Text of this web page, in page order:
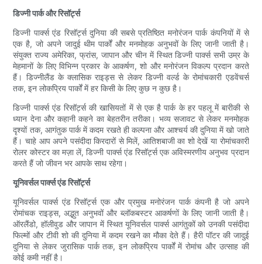
डिज्नी पार्क और रिसॉर्ट्स
डिज्नी पार्क्स एंड रिसॉर्ट्स दुनिया की सबसे प्रतिष्ठित मनोरंजन पार्क कंपनियों में से
एक है, जो अपने जादुई थीम पार्कों और मनमोहक अनुभवों के लिए जानी जाती है।
संयुक्त राज्य अमेरिका, फ्रांस, जापान और चीन में स्थित डिज्नी पार्क्स सभी उम्र के
मेहमानों के लिए विभिन्न प्रकार के आकर्षण, शो और मनोरंजन विकल्प प्रदान करते
हैं। डिज्नीलैंड के क्लासिक राइड्स से लेकर डिज्नी वर्ल्ड के रोमांचकारी एडवेंचर्स
तक, इन लोकप्रिय पार्कों में हर किसी के लिए कुछ न कुछ है।
डिज्नी पार्क्स एंड रिसॉर्ट्स की खासियतों में से एक है पार्क के हर पहलू में बारीकी से
ध्यान देना और कहानी कहने का बेहतरीन तरीका। भव्य सजावट से लेकर मनमोहक
दृश्यों तक, आगंतुक पार्क में कदम रखते ही कल्पना और आश्चर्य की दुनिया में खो जाते
हैं। चाहे आप अपने पसंदीदा किरदारों से मिलें, आतिशबाजी का शो देखें या रोमांचकारी
रोलर कोस्टर का मज़ा लें, डिज्नी पार्क्स एंड रिसॉर्ट्स एक अविस्मरणीय अनुभव प्रदान
करते हैं जो जीवन भर आपके साथ रहेगा।
यूनिवर्सल पार्क्स एंड रिसॉर्ट्स
यूनिवर्सल पार्क्स एंड रिसॉर्ट्स एक और प्रमुख मनोरंजन पार्क कंपनी है जो अपने
रोमांचक राइड्स, अद्भुत अनुभवों और ब्लॉकबस्टर आकर्षणों के लिए जानी जाती है।
ऑरलैंडो, हॉलीवुड और जापान में स्थित यूनिवर्सल पार्क्स आगंतुकों को उनकी पसंदीदा
फिल्मों और टीवी शो की दुनिया में कदम रखने का मौका देते हैं। हैरी पॉटर की जादुई
दुनिया से लेकर जुरासिक पार्क तक, इन लोकप्रिय पार्कों में रोमांच और उत्साह की
कोई कमी नहीं है।